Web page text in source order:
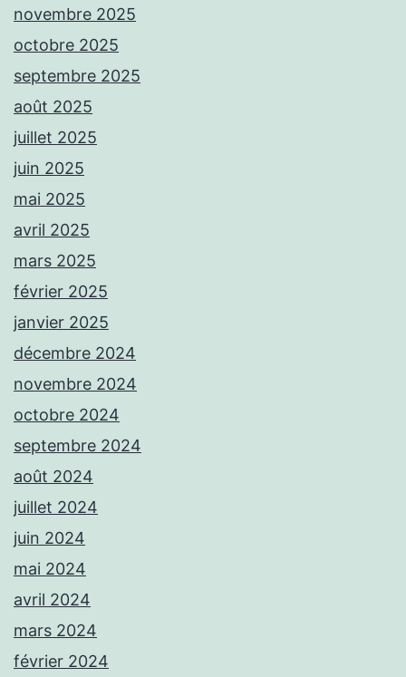
novembre 2025
octobre 2025
septembre 2025
août 2025
juillet 2025
juin 2025
mai 2025
avril 2025
mars 2025
février 2025
janvier 2025
décembre 2024
novembre 2024
octobre 2024
septembre 2024
août 2024
juillet 2024
juin 2024
mai 2024
avril 2024
mars 2024
février 2024